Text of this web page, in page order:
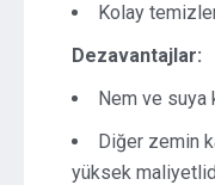
Kolay
Dezavantajlar:
Nem ve suya
Diğer zemin
yüksek